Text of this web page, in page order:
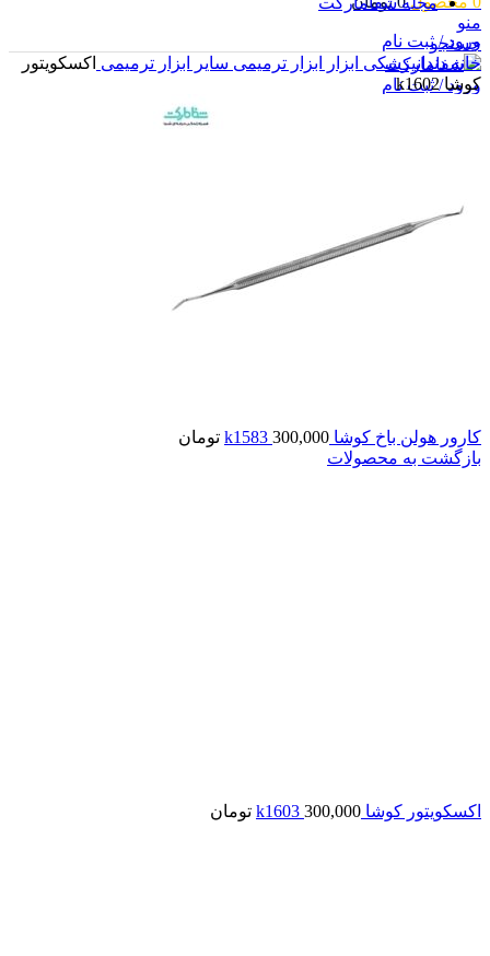
منو
جستجو
ورود / ثبت نام
ورود / ثبت نام
خانهدندانپزشکی ابزار ابزار ترمیمی سایر ابزار ترمیمی اکسکویتور
کوشا k1602
کارور هولن باخ کوشا k1583 300,000
تومان
بازگشت به محصولات
اکسکویتور کوشا k1603 300,000 تومان